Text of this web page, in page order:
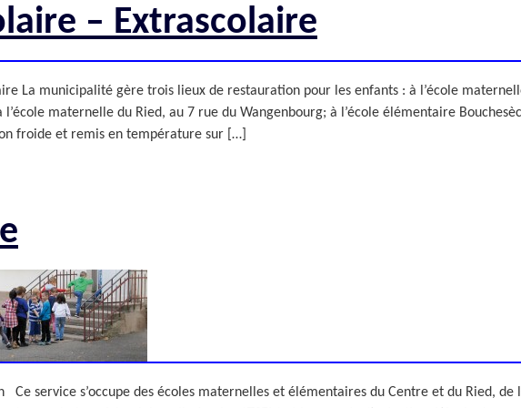
EHPAD
(ETABLISSEMENTS
POUR PERSONNES
DÉPENDANTES)
LA PUBLICITÉ
EXTÉRIEURE
MARCHÉS PUBLICS
LE CONSEIL DES AÎNÉS
PERSONNES AGÉES
DÉPENDANTES)
HEBDOMADAIRES
MOYENS DE TRANSPORT
PÔLE AUTOMOBILE
DE NOËL
JARDINS FAMILIAUX
LA PÊCHE
LES ÉQUIPEMENTS
SPORTIFS
CENTRE SOCIOCULTUREL
DE HOENHEIM
NUMÉROS D’URGENCE
VIVRE ENSEMBLE
DICRIM
Z. I. BISCHHEIM
HOENHEIM
PUBLICITÉ EXTÉRIEURE
– Extrascolaire
La municipalité gère trois lieux de restauration pour les enfants : à l’école
l’école maternelle du Ried, au 7 rue du Wangenbourg; à l’école élémentaire
froide et remis en température sur […]
Ce service s’occupe des écoles maternelles et élémentaires du Centre et du Ried,